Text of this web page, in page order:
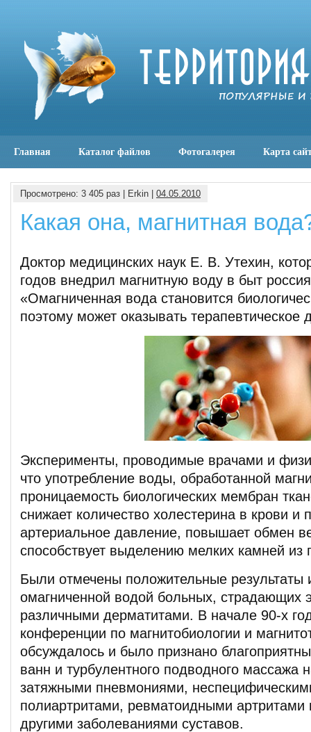
Главная Каталог файлов Фотогалерея Карта
Просмотрено: 3 405 раз | Erkin | 04.05.2010
Какая она, магнитная
Доктор медицинских наук Е. В. Утехин,
годов внедрил магнитную воду в быт
«Омагниченная вода становится
поэтому может оказывать терапевтическое
Эксперименты, проводимые врачами и
что употребление воды, обработанной
проницаемость биологических мембран
снижает количество холестерина в крови и
артериальное давление, повышает обмен
способствует выделению мелких камней из
Были отмечены положительные результаты
омагниченной водой больных, страдающих
различными дерматитами. В начале 90-х
конференции по магнитобиологии и
обсуждалось и было признано
ванн и турбулентного подводного массажа
затяжными пневмониями,
полиартритами, ревматоидными артритами
другими заболеваниями суставов.